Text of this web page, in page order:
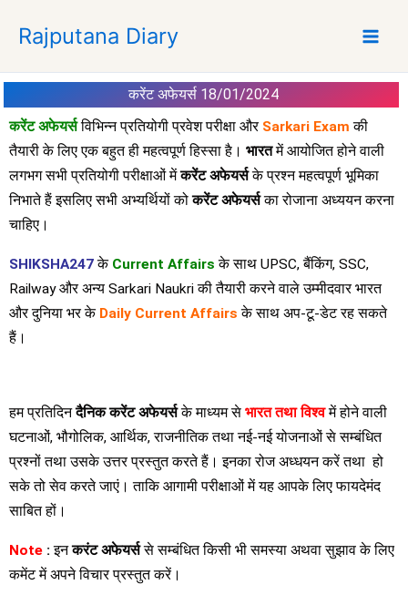
p
Rajputana Diary
करेंट अफेयर्स 18/01/2024
करेंट अफेयर्सविभिन्न प्रतियोगी प्रवेश परीक्षा और Sarkari Exam की
तैयारी के लिए एक बहुत ही महत्वपूर्ण हिस्सा है। भारतमें आयोजित होने वाली
लगभग सभी प्रतियोगी परीक्षाओं मेंकरेंट अफेयर्सके प्रश्न महत्वपूर्ण भूमिका
निभाते हैं इसलिए सभी अभ्यर्थियों कोकरेंट अफेयर्सका रोजाना अध्ययन करना
चाहिए।
SHIKSHA247केCurrent Affairsके साथ UPSC, बैंकिंग, SSC,
Railway और अन्य Sarkari Naukri की तैयारी करने वाले उम्मीदवार भारत
और दुनिया भर के Daily Current Affairs के साथ अप-टू-डेट रह सकते
हैं।
हम प्रतिदिनदैनिक करेंट अफेयर्सके माध्यम से भारत तथा विश्वमें होने वाली
घटनाओं, भौगोलिक, आर्थिक, राजनीतिक तथा नई-नई योजनाओं से सम्बंधित
प्रश्नों तथा उसके उत्तर प्रस्तुत करते हैं। इनका रोज अध्धयन करें तथा हो
सके तो सेव करते जाएं। ताकि आगामी परीक्षाओं में यह आपके लिए फायदेमंद
साबित हों।
Note : इनकरंट अफेयर्ससे सम्बंधित किसी भी समस्या अथवा सुझाव के लिए
कमेंट में अपने विचार प्रस्तुत करें।